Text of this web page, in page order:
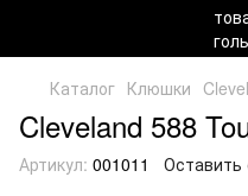
Каталог Клюшки
Cleveland 588
Артикул: 001011 Оставить